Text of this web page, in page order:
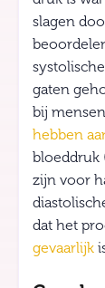
slagen
gaten
bij
hebben
bloeddruk
zijn voor
dat het
gevaarlijk